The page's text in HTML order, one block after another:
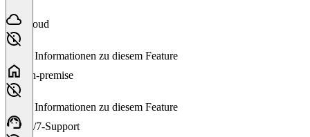
Cloud
Keine Informationen zu diesem Feature
On-premise
Keine Informationen zu diesem Feature
24/7-Support